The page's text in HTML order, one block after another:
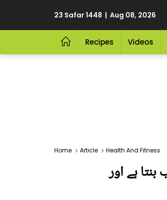
23 Safar 1448 | Aug 08, 2026
Recipes Videos
Home Article Health And Fitness
ہے اور